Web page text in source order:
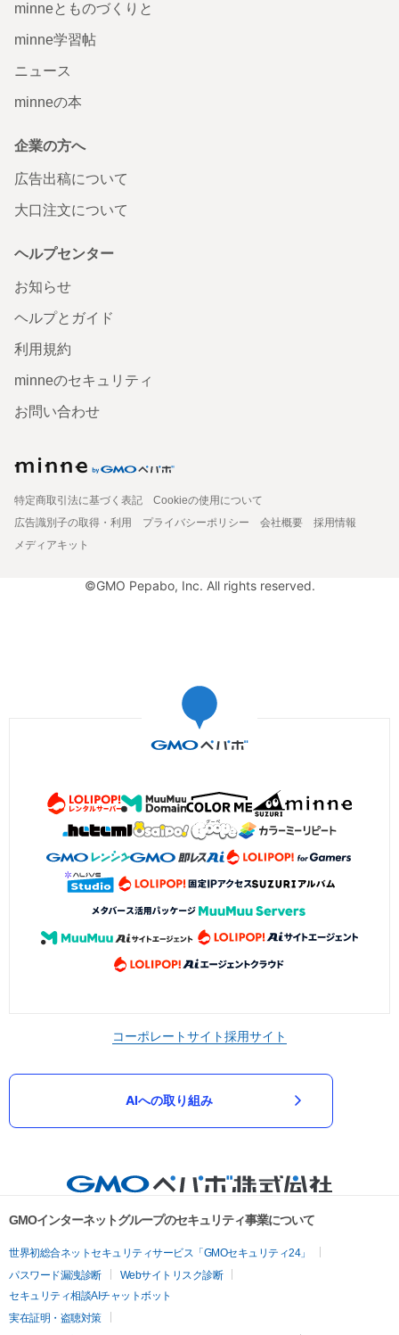
minneとものづくりと
minne学習帖
ニュース
minneの本
企業の方へ
広告出稿について
大口注文について
ヘルプセンター
お知らせ
ヘルプとガイド
利用規約
minneのセキュリティ
お問い合わせ
特定商取引法に基づく表記
Cookieの使用について
広告識別子の取得・利用
プライバシーポリシー 会社概要
採用情報
メディアキット
©GMO Pepabo, Inc. All rights reserved.
コーポレートサイト採用サイト
AIへの取り組み
GMOインターネットグループのセキュリティ事業について
世界初総合ネットセキュリティサービス「GMOセキュリティ24」
パスワード漏洩診断
Webサイトリスク診断
セキュリティ相談AIチャットボット
実在証明・盗聴対策